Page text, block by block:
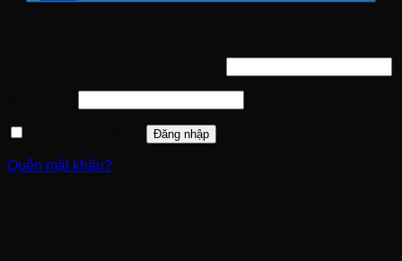
buộc
buộc
Đăng nhập
Quên mật khẩu?